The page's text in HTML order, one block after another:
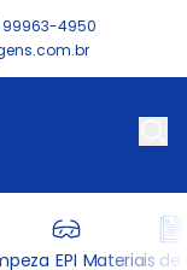
99963-4950
EPI Materiais de